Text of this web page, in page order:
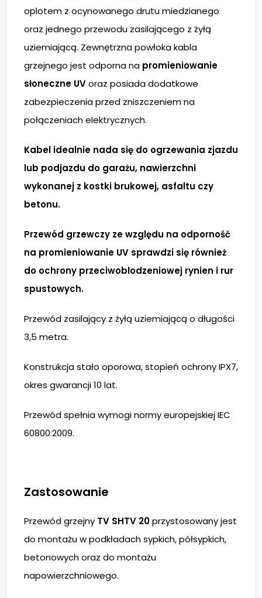
oplotem z ocynowanego drutu miedzianego
oraz jednego przewodu zasilającego z żyłą
uziemiającą. Zewnętrzna powłoka kabla
grzejnego jest odporna na promieniowanie
słoneczne UVoraz posiada dodatkowe
zabezpieczenia przed zniszczeniem na
połączeniach elektrycznych.
Kabel idealnie nada się do ogrzewania zjazdu
lub podjazdu do garażu, nawierzchni
wykonanej z kostki brukowej, asfaltu czy
betonu.
Przewód grzewczy ze względu na odporność
na promieniowanie UV sprawdzi się również
do ochrony przeciwoblodzeniowej rynien i rur
spustowych.
Przewód zasilający z żyłą uziemiającą o długości
3,5 metra.
Konstrukcja stało oporowa, stopień ochrony IPX7,
okres gwarancji 10 lat.
Przewód spełnia wymogi normy europejskiej IEC
60800:2009.
Zastosowanie
Przewód grzejny TV SHTV 20przystosowany jest
do montażu w podkładach sypkich, półsypkich,
betonowych oraz do montażu
napowierzchniowego.